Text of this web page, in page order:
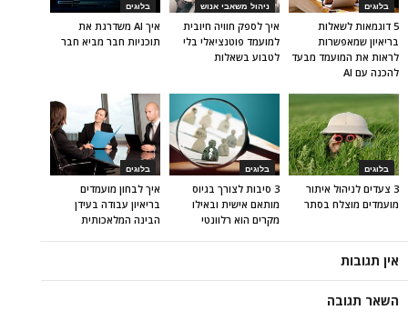
בלוגים
איך AI משדרגת את
תוכניות חבר מביא חבר
ניהול משאבי אנוש
איך לספק חוויה חיובית
למועמד פוטנציאלי בלי
לטבוע בשאלות
בלוגים
5 דוגמאות לשאלות
בריאיון שמאפשרות
לראות את המועמד מבעד
להכנה עם AI
בלוגים
איך לבחון מועמדים
בריאיון עבודה בעידן
הבינה המלאכותית
בלוגים
3 סיבות לצורך בגיוס
מותאם אישית ובאילו
מקרים הוא רלוונטי
בלוגים
3 צעדים לניהול איתור
מועמדים מוצלח בסתר
אין תגובות
השאר תגובה